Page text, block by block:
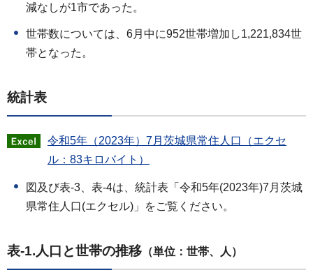
減なしが1市であった。
世帯数については、6月中に952世帯増加し1,221,834世
帯となった。
統計表
令和5年（2023年）7月茨城県常住人口（エクセ
ル：83キロバイト）
図及び表-3、表-4は、統計表「令和5年(2023年)7月茨城
県常住人口(エクセル)」をご覧ください。
表-1.人口と世帯の推移 （単位：世帯、人）